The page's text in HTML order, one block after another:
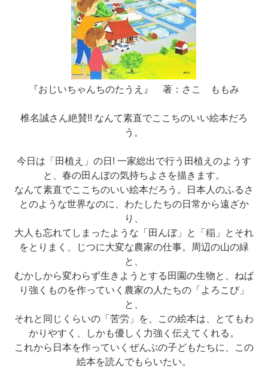
『おじいちゃんちのたうえ』 著：さこ ももみ
椎名誠さん絶賛!! なんて素直でここちのいい絵本だろ
う。
今日は「田植え」の日! 一家総出で行う田植えのようす
と、春の田んぼの気持ちよさを描きます。
なんて素直でここちのいい絵本だろう。日本人のふるさ
とのような世界なのに、わたしたちの日常から遠ざか
り、
大人も忘れてしまったような「田んぼ」と「稲」とそれ
をとりまく、じつに大変な農家の仕事。周辺の山の緑
と、
むかしから変わらず生きようとする田園の生物と、ねば
り強くものを作っていく農家の人たちの「よろこび」
と、
それと同じくらいの「苦労」を、この絵本は、とてもわ
かりやすく、しかも優しく力強く伝えてくれる。
これから日本を作っていくぜんぶの子どもたちに、この
絵本を読んでもらいたい。